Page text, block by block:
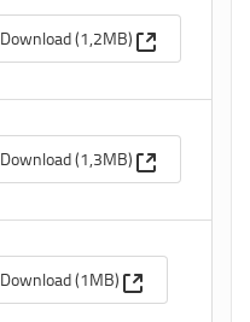
Download (1,2MB) (Apre una
Download (1,3MB) (Apre una
Download (1MB) (Apre una